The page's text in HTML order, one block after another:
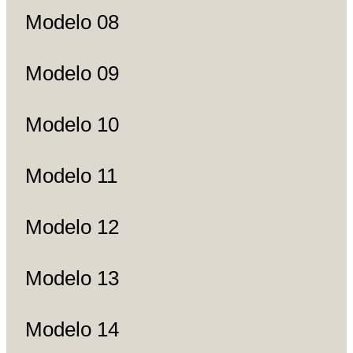
Modelo 08
Modelo 09
Modelo 10
Modelo 11
Modelo 12
Modelo 13
Modelo 14